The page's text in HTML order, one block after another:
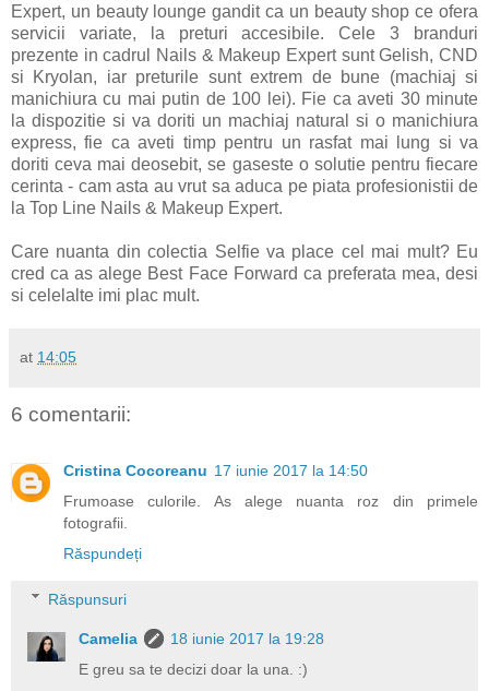
Expert, un beauty lounge gandit ca un beauty shop ce ofera
servicii variate, la preturi accesibile. Cele 3 branduri
prezente in cadrul Nails & Makeup Expert sunt Gelish, CND
si Kryolan, iar preturile sunt extrem de bune (machiaj si
manichiura cu mai putin de 100 lei). Fie ca aveti 30 minute
la dispozitie si va doriti un machiaj natural si o manichiura
express, fie ca aveti timp pentru un rasfat mai lung si va
doriti ceva mai deosebit, se gaseste o solutie pentru fiecare
cerinta - cam asta au vrut sa aduca pe piata profesionistii de
la Top Line Nails & Makeup Expert.
Care nuanta din colectia Selfie va place cel mai mult? Eu
cred ca as alege Best Face Forward ca preferata mea, desi
si celelalte imi plac mult.
at 14:05
6 comentarii:
Cristina Cocoreanu 17 iunie 2017 la 14:50
Frumoase culorile. As alege nuanta roz din primele
fotografii.
Răspundeți
Răspunsuri
Camelia
18 iunie 2017 la 19:28
E greu sa te decizi doar la una. :)